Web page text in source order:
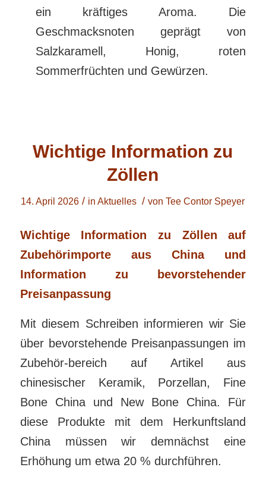
ein kräftiges Aroma. Die
Geschmacksnoten geprägt von
Salzkaramell, Honig, roten
Sommerfrüchten und Gewürzen.
Wichtige Information zu
Zöllen
14. April 2026 / inAktuelles / vonTee Contor Speyer
Wichtige Information zu Zöllen auf
Zubehörimporte aus China und
Information zu bevorstehender
Preisanpassung
Mit diesem Schreiben informieren wir Sie
über bevorstehende Preisanpassungen im
Zubehör-bereich auf Artikel aus
chinesischer Keramik, Porzellan, Fine
Bone China und New Bone China. Für
diese Produkte mit dem Herkunftsland
China müssen wir demnächst eine
Erhöhung um etwa 20 % durchführen.